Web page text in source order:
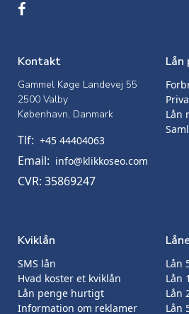
Kontakt
Gammel Køge Landevej 55
2500 Valby
København, Danmark
Tlf: +45 44404063
Email: info@klikkoseo.com
CVR: 35869247
Lån
Lån
Kviklån
SMS lån
Hvad koster et kviklån
Lån penge hurtigt
Information om reklamer
Lån
Lån
Lån
Lån